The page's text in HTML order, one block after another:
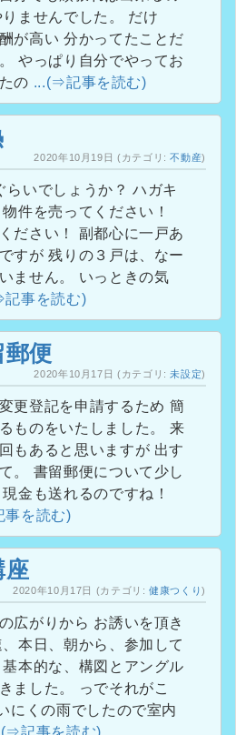
かってたことだ
てお
の ...(⇒記事を読む)
2020年10月19日 (カテゴリ:不動産)
いでしょうか？ ハガキ
副都心に一戸あ
３戸は、なー
。 いっときの気
事を読む)
便
2020年10月17日 (カテゴリ:未設定)
更登記を申請するため 簡
ものをいたしました。 来
あると思いますが 出す
て少し
を読む)
座
2020年10月17日 (カテゴリ:健康つくり)
から お誘いを頂き
。 っでそれがこ
記事を読む)